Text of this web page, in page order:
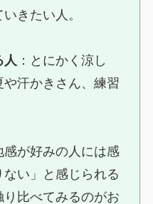
きたい人。
：とにかく涼し
汗かきさん、練習
が好みの人には感
い」と感じられる
比べてみるのがお